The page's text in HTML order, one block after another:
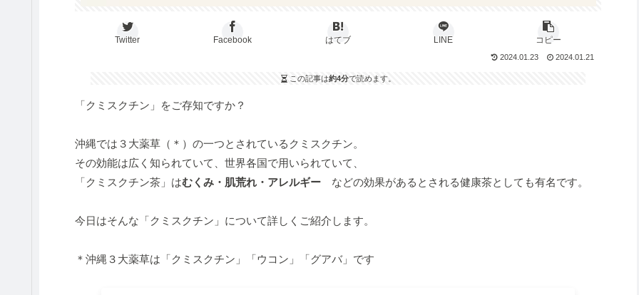
Twitter Facebook はてブ LINE コピー
2024.01.23 2024.01.21
この記事は約4分で読めます。
「クミスクチン」をご存知ですか？
沖縄では３大薬草（＊）の一つとされているクミスクチン。
その効能は広く知られていて、世界各国で用いられていて、
「クミスクチン茶」はむくみ・肌荒れ・アレルギー などの効果があるとされる健康茶としても有名です。
今日はそんな「クミスクチン」について詳しくご紹介します。
＊沖縄３大薬草は「クミスクチン」「ウコン」「グアバ」です